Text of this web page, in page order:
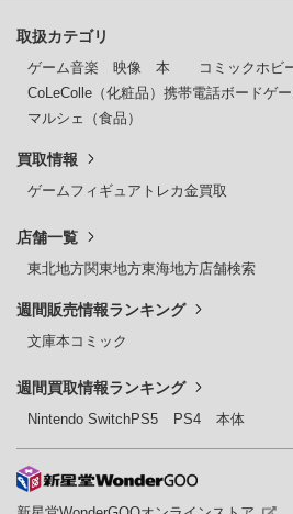
取扱カテゴリ
ゲーム音楽 映像 本 コミックホビ
CoLeColle（化粧品） 携帯電話ボードゲ
マルシェ（食品）
買取情報
ゲームフィギュア トレカ金買取
店舗一覧
東北地方関東地方東海地方店舗検索
週間販売情報ランキング
文庫本コミック
週間買取情報ランキング
Nintendo SwitchPS5 PS4 本体